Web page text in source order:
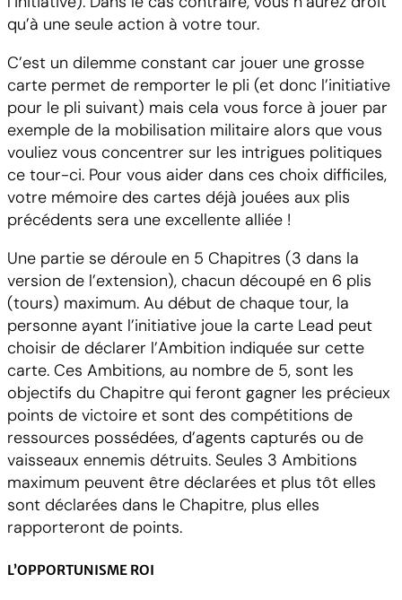
qu’à une seule action à votre tour.
C’est un dilemme constant car jouer une grosse
carte permet de remporter le pli (et donc l’initiative
pour le pli suivant) mais cela vous force à jouer par
exemple de la mobilisation militaire alors que vous
vouliez vous concentrer sur les intrigues politiques
ce tour-ci. Pour vous aider dans ces choix difficiles,
votre mémoire des cartes déjà jouées aux plis
précédents sera une excellente alliée !
Une partie se déroule en 5 Chapitres (3 dans la
version de l’extension), chacun découpé en 6 plis
(tours) maximum. Au début de chaque tour, la
personne ayant l’initiative joue la carte Lead peut
choisir de déclarer l’Ambition indiquée sur cette
carte. Ces Ambitions, au nombre de 5, sont les
objectifs du Chapitre qui feront gagner les précieux
points de victoire et sont des compétitions de
ressources possédées, d’agents capturés ou de
vaisseaux ennemis détruits. Seules 3 Ambitions
maximum peuvent être déclarées et plus tôt elles
sont déclarées dans le Chapitre, plus elles
rapporteront de points.
L’OPPORTUNISME ROI